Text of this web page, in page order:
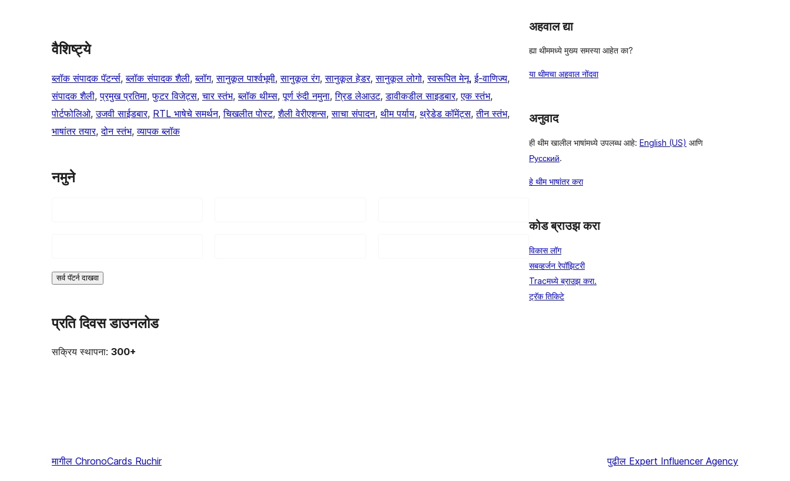
वैशिष्ट्ये
ब्लॉक संपादक पॅटर्न्स, ब्लॉक संपादक शैली, ब्लॉग, सानुकूल पार्श्वभूमी, सानुकूल रंग, सानुकूल हेडर, सानुकूल लोगो, स्वरूपित मेनू, ई-वाणिज्य
संपादक शैली, प्रमुख प्रतिमा, फुटर विजेट्स, चार स्तंभ, ब्लॉक थीम्स, पूर्ण रुंदी नमुना, ग्रिड लेआउट, डावीकडील साइडबार, एक स्तंभ
पोर्टफोलिओ, उजवी साईडबार, RTL भाषेचे समर्थन, चिखलीत पोस्ट, शैली वेरीएशन्स, साचा संपादन, थीम पर्याय, थ्रेडेड कॉमेंट्स, तीन स्तंभ
भाषांतर तयार, दोन स्तंभ, व्यापक ब्लॉक
नमुने
सर्व पॅटर्न दाखवा
प्रति दिवस डाउनलोड
सक्रिय स्थापना: 300+
अहवाल द्या
ह्या थीममध्ये मुख्य समस्या आहेत का?
या थीमचा अहवाल नोंदवा
अनुवाद
ही थीम खालील भाषांमध्ये उपलब्ध आहे: English (US) आणि
Русский.
हे थीम भाषांतर करा
कोड ब्राउझ करा
विकास लॉग
सबव्हर्जन रेपॉझिटरी
Tracमध्ये ब्राउझ करा.
ट्रॅक तिकिटे
मागील ChronoCards Ruchir पुढील Expert Influencer Agency